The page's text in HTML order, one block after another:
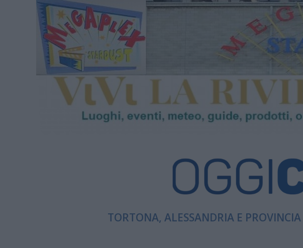
TORTONA, ALESSANDRIA E PROVINCIA